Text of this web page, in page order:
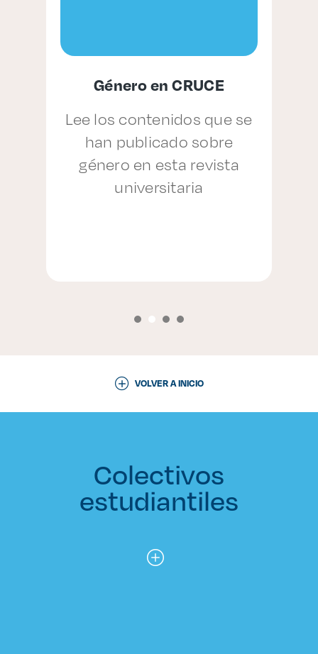
Género en CRUCE
Lee los contenidos que se
han publicado sobre
género en esta revista
universitaria
VOLVER A INICIO
Colectivos
estudiantiles